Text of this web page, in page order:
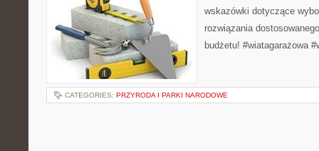
wskazówki dotyczące
rozwiązania
budżetu! #wiatagarażowa
CATEGORIES: PRZYRODA I PARKI NARODOWE